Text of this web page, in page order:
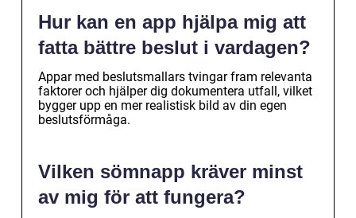
Hur kan en app hjälpa mig att
fatta bättre beslut i vardagen?
Appar med beslutsmallars tvingar fram relevanta
faktorer och hjälper dig dokumentera utfall, vilket
bygger upp en mer realistisk bild av din egen
beslutsförmåga.
Vilken sömnapp kräver minst
av mig för att fungera?